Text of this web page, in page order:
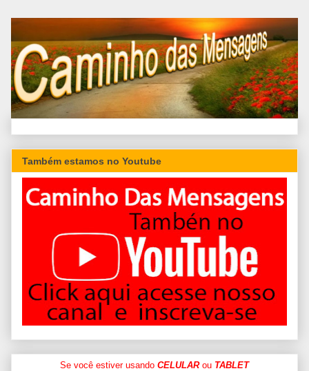
Também estamos no Youtube
Se você estiver usando CELULARou TABLET